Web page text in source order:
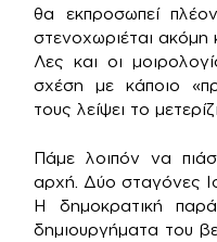
θα εκπροσωπεί
στενοχωριέται ακόμη
Λες και οι
σχέση με κάποιο
τους λείψει το μετερίζι.
Πάμε λοιπόν να
αρχή. Δύο σταγόνες
Η δημοκρατική
δημιουργήματα του